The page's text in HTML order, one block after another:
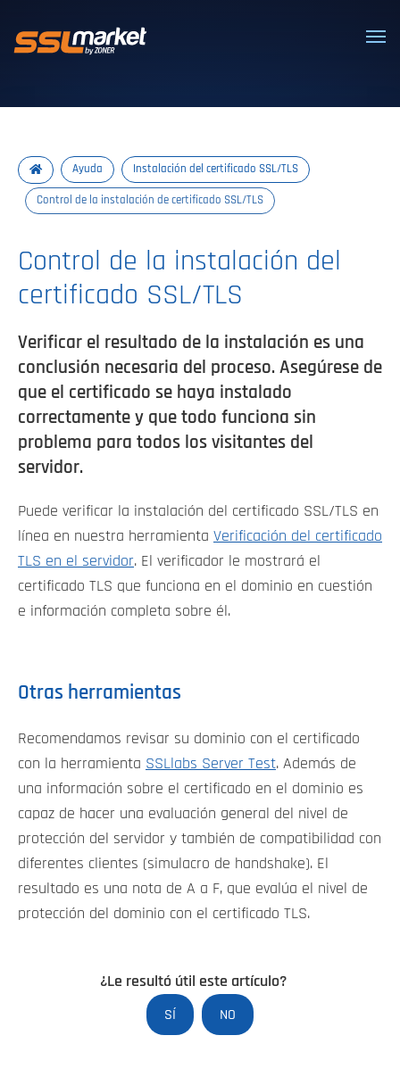
Certificados SSL/TLS confiables
Ayuda Instalación del certificado SSL/TLS
Control de la instalación de certificado SSL/TLS
Control de la instalación del
certificado SSL/TLS
Verificar el resultado de la instalación es una
conclusión necesaria del proceso. Asegúrese de
que el certificado se haya instalado
correctamente y que todo funciona sin
problema para todos los visitantes del
servidor.
Puede verificar la instalación del certificado SSL/TLS en
línea en nuestra herramienta Verificación del certificado
TLS en el servidor. El verificador le mostrará el
certificado TLS que funciona en el dominio en cuestión
e información completa sobre él.
Otras herramientas
Recomendamos revisar su dominio con el certificado
con la herramienta SSLlabs Server Test. Además de
una información sobre el certificado en el dominio es
capaz de hacer una evaluación general del nivel de
protección del servidor y también de compatibilidad con
diferentes clientes (simulacro de handshake). El
resultado es una nota de A a F, que evalúa el nivel de
protección del dominio con el certificado TLS.
¿Le resultó útil este artículo?
SÍ NO